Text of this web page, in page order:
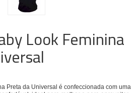
Look Feminina
Preta da Universal é confeccionada com uma